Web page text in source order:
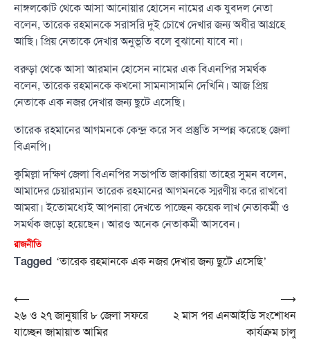
নাঙ্গলকোট থেকে আসা আনোয়ার হোসেন নামের এক যুবদল নেতা
বলেন, তারেক রহমানকে সরাসরি দুই চোখে দেখার জন্য অধীর আগ্রহে
আছি। প্রিয় নেতাকে দেখার অনুভূতি বলে বুঝানো যাবে না।
বরুড়া থেকে আসা আরমান হোসেন নামের এক বিএনপির সমর্থক
বলেন, তারেক রহমানকে কখনো সামনাসামনি দেখিনি। আজ প্রিয়
নেতাকে এক নজর দেখার জন্য ছুটে এসেছি।
তারেক রহমানের আগমনকে কেন্দ্র করে সব প্রস্তুতি সম্পন্ন করেছে জেলা
বিএনপি।
কুমিল্লা দক্ষিণ জেলা বিএনপির সভাপতি জাকারিয়া তাহের সুমন বলেন,
আমাদের চেয়ারম্যান তারেক রহমানের আগমনকে স্মরণীয় করে রাখবো
আমরা। ইতোমধ্যেই আপনারা দেখতে পাচ্ছেন কয়েক লাখ নেতাকর্মী ও
সমর্থক জড়ো হয়েছেন। আরও অনেক নেতাকর্মী আসবেন।
রাজনীতি
Tagged ‘তারেক রহমানকে এক নজর দেখার জন্য ছুটে এসেছি’
Post
navigation
⟵
২৬ ও ২৭ জানুয়ারি ৮ জেলা সফরে
যাচ্ছেন জামায়াত আমির
২ মাস পর এনআইডি সংশোধন
কার্যক্রম চালু
⟶